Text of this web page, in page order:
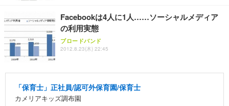
Facebookは4人に1人……ソーシャルメディア
の利用実態
ブロードバンド
2012.8.23(木) 22:45
「保育士」正社員/認可外保育園/保育士
カメリアキッズ調布園